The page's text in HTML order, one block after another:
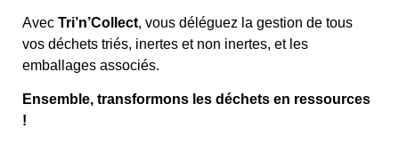
Avec Tri’n’Collect, vous déléguez la gestion de tous
vos déchets triés, inertes et non inertes, et les
emballages associés.
Ensemble, transformons les déchets en ressources
!